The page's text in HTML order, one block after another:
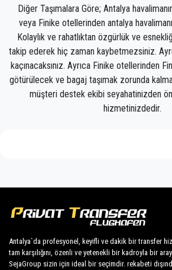
Ekibimiz, zamanında
edilmenizi ve Antalya'daki varış
keyifli bir şekilde ulaşmanızı
profesyoneller olduğundan,
olan deneyiminiz olağanüstü
Müşterilerimize Finike'da her
alternatifiz.
Tüm hizmetlerimizi ve
bekliyorsun ?
Antalya'daki özel transferiniz için
yapın ve Finike'daki otelinize
Diğer Taşımalara Göre; Antalya
veya Finike otellerinden antalya
Kolaylık ve rahatlıktan özgürlük ve
takip ederek hiç zaman kaybetmezsiniz.
kaçınacaksınız. Ayrıca Finike otellerinden
götürülecek ve bagaj taşımak zorunda
müşteri destek ekibi seyahatinizden
hizmetinizdedir.
Antalya`da profesyonel, keyifli ve dakik bir transfer
tam karşılığını, özenli ve yetenekli bir kadroyla bir
SejaGroup sizin için ideal bir seçimdir. rekabeti